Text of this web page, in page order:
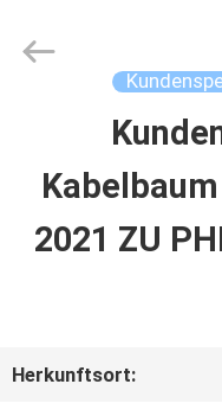
HAUSE
VIDEOS
Technology
2021 ZU
Herkunftsort: